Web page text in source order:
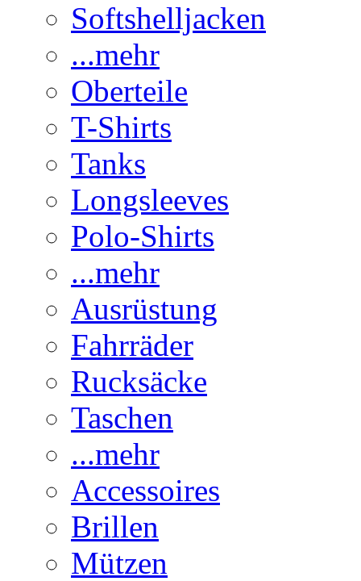
Softshelljacken
...mehr
Oberteile
T-Shirts
Tanks
Longsleeves
Polo-Shirts
...mehr
Ausrüstung
Fahrräder
Rucksäcke
Taschen
...mehr
Accessoires
Brillen
Mützen